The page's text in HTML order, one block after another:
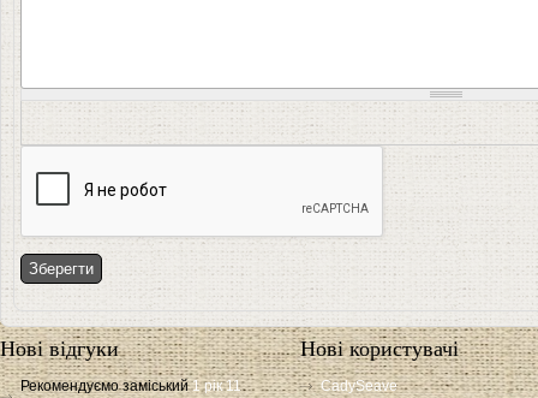
Нові відгуки
Рекомендуємо заміський 1 рік 11
Нові користувачі
CadySeave